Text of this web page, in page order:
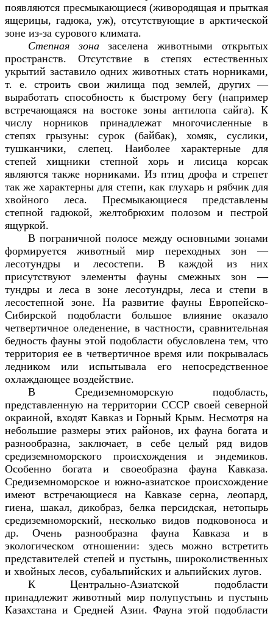
появляются пресмыкающиеся (живородящая и прыткая
ящерицы, гадюка, уж), отсутствующие в арктической
зоне из-за сурового климата.
Степная зоназаселена животными открытых
пространств. Отсутствие в степях естественных
укрытий заставило одних животных стать норниками,
т. е. строить свои жилища под землей, других —
выработать способность к быстрому бегу (например
встречающаяся на востоке зоны антилопа сайга). К
числу норников принадлежат многочисленные в
степях грызуны: сурок (байбак), хомяк, суслики,
тушканчики, слепец. Наиболее характерные для
степей хищники степной хорь и лисица корсак
являются также норниками. Из птиц дрофа и стрепет
так же характерны для степи, как глухарь и рябчик для
хвойного леса. Пресмыкающиеся представлены
степной гадюкой, желтобрюхим полозом и пестрой
ящуркой.
В пограничной полосе между основными зонами
формируется животный мир переходных зон —
лесотундры и лесостепи. В каждой из них
присутствуют элементы фауны смежных зон —
тундры и леса в зоне лесотундры, леса и степи в
лесостепной зоне. На развитие фауны Европейско-
Сибирской подобласти большое влияние оказало
четвертичное оледенение, в частности, сравнительная
бедность фауны этой подобласти обусловлена тем, что
территория ее в четвертичное время или покрывалась
ледником или испытывала его непосредственное
охлаждающее воздействие.
В Средиземноморскую подобласть,
представленную на территории СССР своей северной
окраиной, входят Кавказ и Горный Крым. Несмотря на
небольшие размеры этих районов, их фауна богата и
разнообразна, заключает, в себе целый ряд видов
средиземноморского происхождения и эндемиков.
Особенно богата и своеобразна фауна Кавказа.
Средиземноморское и южно-азиатское происхождение
имеют встречающиеся на Кавказе серна, леопард,
гиена, шакал, дикобраз, белка персидская, нетопырь
средиземноморский, несколько видов подковоноса и
др. Очень разнообразна фауна Кавказа и в
экологическом отношении: здесь можно встретить
представителей степей и пустынь, широколиственных
и хвойных лесов, субальпийских и альпийских лугов.
К Центрально-Азиатской подобласти
принадлежит животный мир полупустынь и пустынь
Казахстана и Средней Азии. Фауна этой подобласти